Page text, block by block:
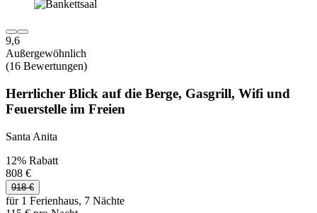
9,6
Außergewöhnlich
(16 Bewertungen)
Herrlicher Blick auf die Berge, Gasgrill, Wifi und
Feuerstelle im Freien
Santa Anita
12% Rabatt
808 €
918 €
für 1 Ferienhaus, 7 Nächte